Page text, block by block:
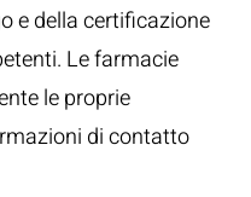
e della certificazione
Le farmacie
le proprie
di contatto